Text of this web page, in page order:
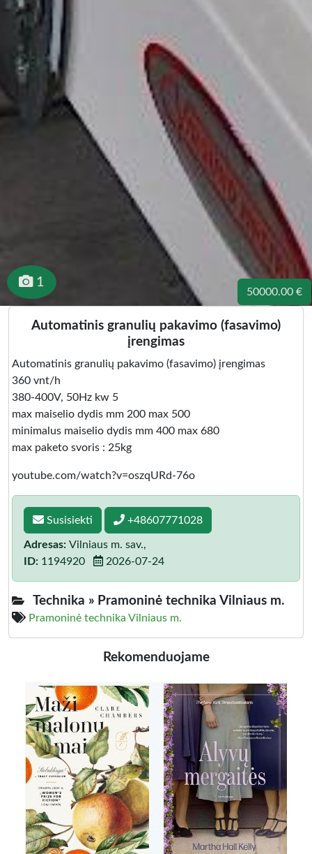
50000.00 €
1
Automatinis granulių pakavimo (fasavimo)
įrengimas
Automatinis granulių pakavimo (fasavimo) įrengimas
360 vnt/h
380-400V, 50Hz kw 5
max maiselio dydis mm 200 max 500
minimalus maiselio dydis mm 400 max 680
max paketo svoris : 25kg
youtube.com/watch?v=oszqURd-76o
Susisiekti +48607771028
Adresas: Vilniaus m. sav.,
ID: 1194920 2026-07-24
Technika » Pramoninė technika Vilniaus m.
Pramoninė technika Vilniaus m.
Rekomenduojame